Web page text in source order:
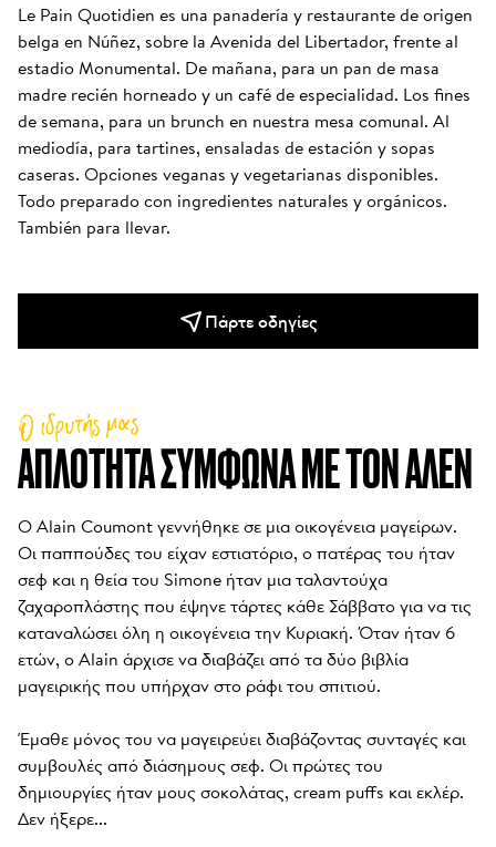
Le Pain Quotidien es una panadería y restaurante de origen
belga en Núñez, sobre la Avenida del Libertador, frente al
estadio Monumental. De mañana, para un pan de masa
madre recién horneado y un café de especialidad. Los fines
de semana, para un brunch en nuestra mesa comunal. Al
mediodía, para tartines, ensaladas de estación y sopas
caseras. Opciones veganas y vegetarianas disponibles.
Todo preparado con ingredientes naturales y orgánicos.
También para llevar.
Πάρτε οδηγίες
ΑΠΛΌΤΗΤΑ ΣΎΜΦΩΝΑ ΜΕ ΤΟΝ ΑΛΈΝ
Ο ιδρυτής μας
Ο Alain Coumont γεννήθηκε σε μια οικογένεια μαγείρων.
Οι παππούδες του είχαν εστιατόριο, ο πατέρας του ήταν
σεφ και η θεία του Simone ήταν μια ταλαντούχα
ζαχαροπλάστης που έψηνε τάρτες κάθε Σάββατο για να τις
καταναλώσει όλη η οικογένεια την Κυριακή. Όταν ήταν 6
ετών, ο Alain άρχισε να διαβάζει από τα δύο βιβλία
μαγειρικής που υπήρχαν στο ράφι του σπιτιού.
Έμαθε μόνος του να μαγειρεύει διαβάζοντας συνταγές και
συμβουλές από διάσημους σεφ. Οι πρώτες του
δημιουργίες ήταν μους σοκολάτας, cream puffs και εκλέρ.
Δεν ήξερε...